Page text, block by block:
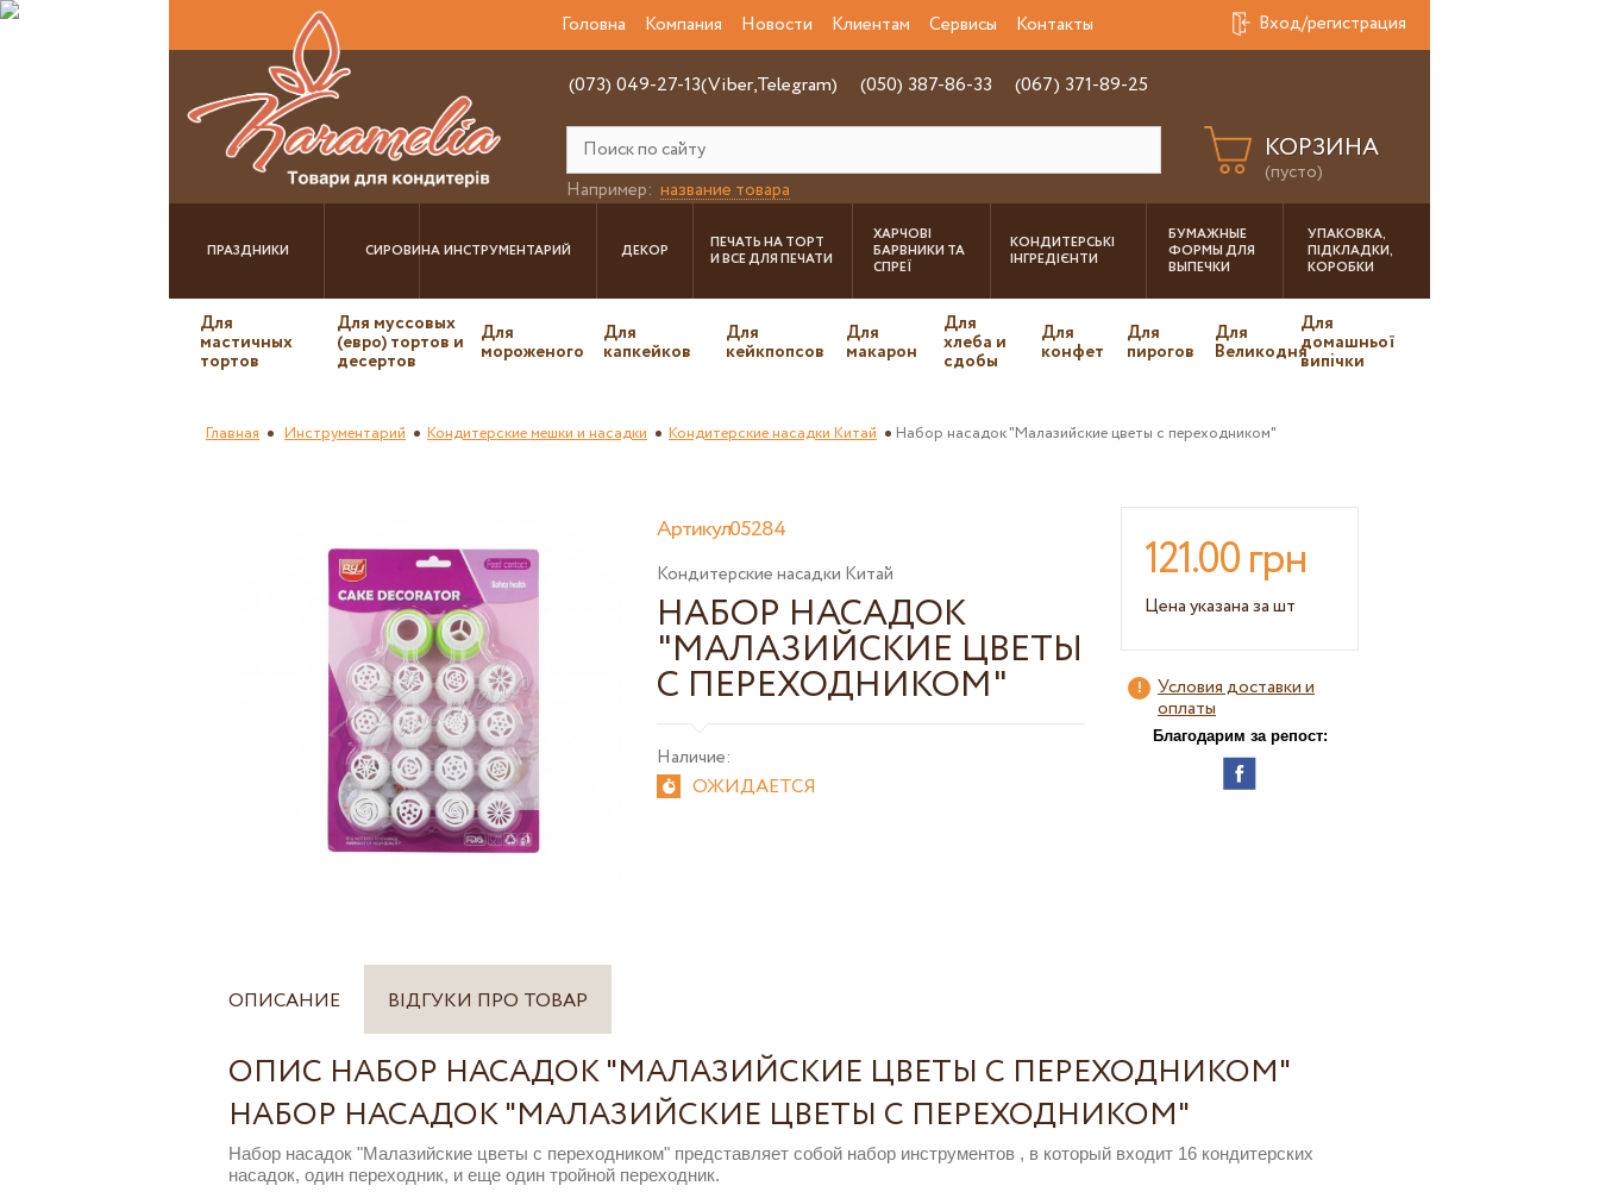
Головна Компания Новости Клиентам Сервисы Контакты Вход/регистрация
(073) 049-27-13(Viber,Telegram) (050) 387-86-33 (067) 371-89-25
Например: название товара
КОРЗИНА
(пусто)
ПРАЗДНИКИ СИРОВИНАИНСТРУМЕНТАРИЙ ДЕКОР
ПЕЧАТЬ НА ТОРТ
И ВСЕ ДЛЯ ПЕЧАТИ
ХАРЧОВІ
БАРВНИКИ ТА
СПРЕЇ
КОНДИТЕРСЬКІ
ІНГРЕДІЄНТИ
БУМАЖНЫЕ
ФОРМЫ ДЛЯ
ВЫПЕЧКИ
УПАКОВКА,
ПІДКЛАДКИ,
КОРОБКИ
Для
мастичных
тортов
Для муссовых
(евро) тортов и
десертов
Для
мороженого
Для
капкейков
Для
кейкпопсов
Для
макарон
Для
хлеба и
сдобы
Для
конфет
Для
пирогов
Для
Великодня
Для
домашньої
випічки
Главная Инструментарий Кондитерские мешки и насадки Кондитерские насадки Китай Набор насадок "Малазийские цветы с переходником"
Артикул05284
Кондитерские насадки Китай
НАБОР НАСАДОК
"МАЛАЗИЙСКИЕ ЦВЕТЫ
С ПЕРЕХОДНИКОМ"
Наличие:
ОЖИДАЕТСЯ
121.00 грн
Цена указана за шт
Условия доставки и
оплаты
Благодарим за репост:
ОПИСАНИЕ ВІДГУКИ ПРО ТОВАР
ОПИС НАБОР НАСАДОК "МАЛАЗИЙСКИЕ ЦВЕТЫ С ПЕРЕХОДНИКОМ"
НАБОР НАСАДОК "МАЛАЗИЙСКИЕ ЦВЕТЫ С ПЕРЕХОДНИКОМ"
Набор насадок "Малазийские цветы с переходником" представляет собой набор инструментов , в который входит 16 кондитерских
насадок, один переходник, и еще один тройной переходник.